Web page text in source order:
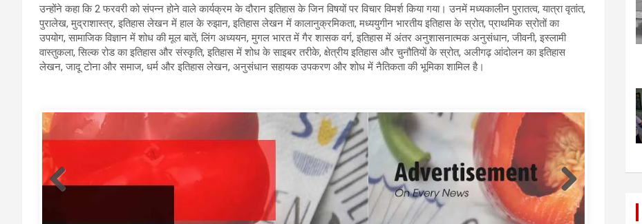
उन्होंने कहा कि 2 फरवरी को संपन्न होने वाले कार्यक्रम के दौरान इतिहास के जिन विषयों पर विचार विमर्श किया गया। उनमें मध्यकालीन पुरातत्व, यात्रा वृतांत,
पुरालेख, मुद्राशास्त्र, इतिहास लेखन में हाल के रुझान, इतिहास लेखन में कालानुक्रमिकता, मध्ययुगीन भारतीय इतिहास के स्रोत, प्राथमिक स्रोतों का
उपयोग, सामाजिक विज्ञान में शोध की मूल बातें, लिंग अध्ययन, मुगल भारत में गैर शासक वर्ग, इतिहास में अंतर अनुशासनात्मक अनुसंधान, जीवनी, इस्लामी
वास्तुकला, सिल्क रोड का इतिहास और संस्कृति, इतिहास में शोध के साइबर तरीके, क्षेत्रीय इतिहास और चुनौतियों के स्रोत, अलीगढ़ आंदोलन का इतिहास
लेखन, जादू टोना और समाज, धर्म और इतिहास लेखन, अनुसंधान सहायक उपकरण और शोध में नैतिकता की भूमिका शामिल है।